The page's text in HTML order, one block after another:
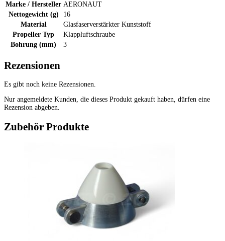
Marke / Hersteller AERONAUT
Nettogewicht (g)
16
Material
Glasfaserverstärkter Kunststoff
Propeller Typ
Klappluftschraube
Bohrung (mm)
3
Rezensionen
Es gibt noch keine Rezensionen.
Nur angemeldete Kunden, die dieses Produkt gekauft haben, dürfen eine
Rezension abgeben.
Zubehör Produkte